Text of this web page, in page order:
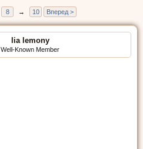
8 → 10 Вперед >
lia lemony
Well-Known Member